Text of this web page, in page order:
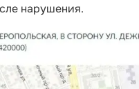
нарушения.